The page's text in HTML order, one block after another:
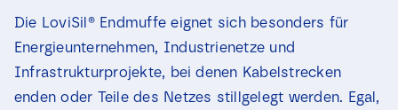
Die LoviSil® Endmuffe eignet sich besonders für
Energieunternehmen, Industrienetze und
Infrastrukturprojekte, bei denen Kabelstrecken
enden oder Teile des Netzes stillgelegt werden. Egal,